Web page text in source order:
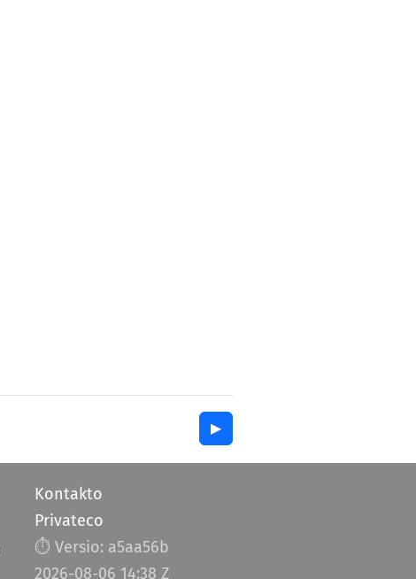
▶︎
Kontakto
Privateco
⏱︎ Versio: a5aa56b
2026-08-06 14:38 Z